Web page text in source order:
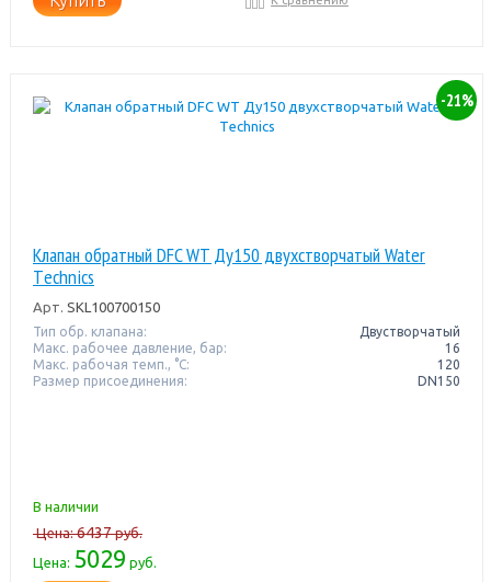
-21%
Клапан обратный DFC WT Ду150 двухстворчатый Water
Тechnics
Арт. SKL100700150
Тип обр. клапана:
Двустворчатый
Макс. рабочее давление, бар:
16
Макс. рабочая темп., °С:
120
Размер присоединения:
DN150
В наличии
Цена:6437руб.
Цена: 5029 руб.